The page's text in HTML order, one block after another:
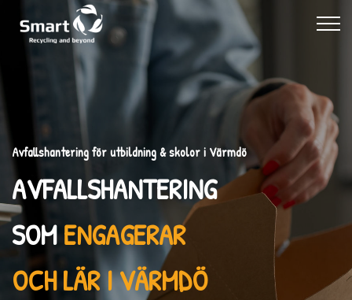
Avfallshantering för utbildning & skolor i Värmdö
AVFALLSHANTERING
SOMENGAGERAR
OCH LÄR I VÄRMDÖ